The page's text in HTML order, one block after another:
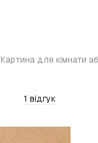
Картина для кімнати
1 відгук